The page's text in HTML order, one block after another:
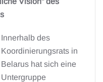
Innerhalb des
Koordinierungsrats in
Belarus hat sich eine
Untergruppe